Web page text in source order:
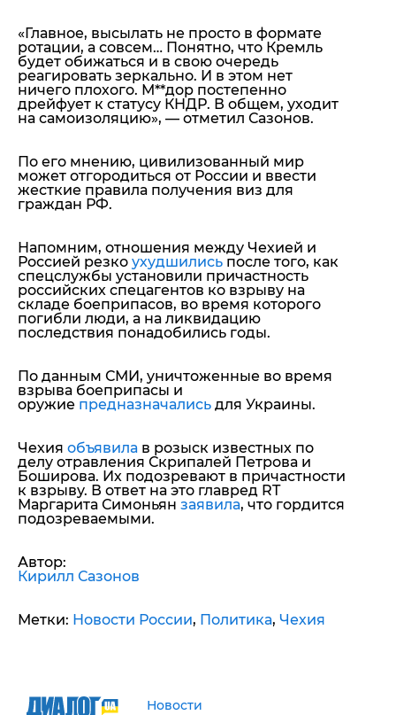
«Главное, высылать не просто в формате
ротации, а совсем… Понятно, что Кремль
будет обижаться и в свою очередь
реагировать зеркально. И в этом нет
ничего плохого. М**дор постепенно
дрейфует к статусу КНДР. В общем, уходит
на самоизоляцию», — отметил Сазонов.
По его мнению, цивилизованный мир
может отгородиться от России и ввести
жесткие правила получения виз для
граждан РФ.
Напомним, отношения между Чехией и
Россией резко ухудшились после того, как
спецслужбы установили причастность
российских спецагентов ко взрыву на
складе боеприпасов, во время которого
погибли люди, а на ликвидацию
последствия понадобились годы.
По данным СМИ, уничтоженные во время
взрыва боеприпасы и
оружие предназначались для Украины.
Чехия объявила в розыск известных по
делу отравления Скрипалей Петрова и
Боширова. Их подозревают в причастности
к взрыву. В ответ на это главред RT
Маргарита Симоньян заявила, что гордится
подозреваемыми.
Автор:
Кирилл Сазонов
Метки: Новости России, Политика, Чехия
Новости